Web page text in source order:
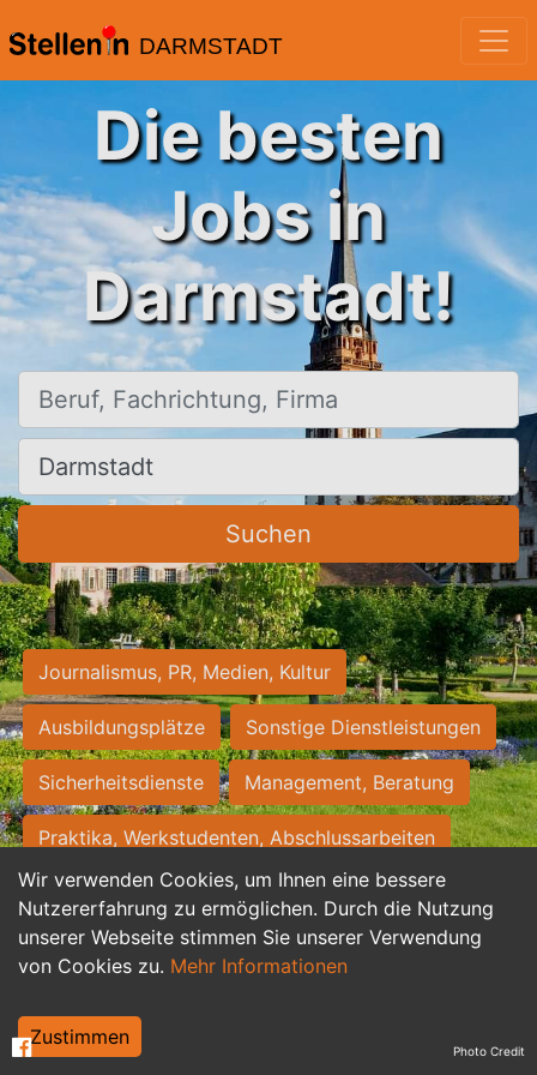
DARMSTADT
Wir verwenden Cookies, um Ihnen eine bessere
Nutzererfahrung zu ermöglichen. Durch die Nutzung
unserer Webseite stimmen Sie unserer Verwendung
von Cookies zu. Mehr Informationen
Zustimmen
Die besten
Jobs in
Darmstadt!
Beruf, Fachrichtung, Firma
Ort, Stadt
Suchen
Journalismus, PR, Medien, Kultur
Ausbildungsplätze Sonstige Dienstleistungen
Sicherheitsdienste Management, Beratung
Praktika, Werkstudenten, Abschlussarbeiten
Personalwesen Assistenz, Sekretariat
Hilfskräfte, Aushilfs- und Nebenjobs
Weiterbildung, Studium, duale Ausbildung Photo Credit